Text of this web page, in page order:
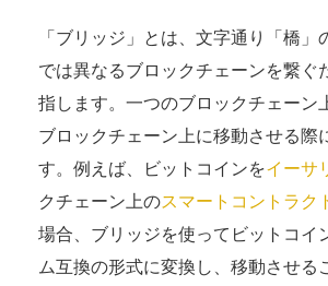
「ブリッジ」とは、文字通り「橋」
では異なるブロックチェーンを繋ぐ
指します。一つのブロックチェーン
ブロックチェーン上に移動させる際
す。例えば、ビットコインをイーサ
クチェーン上のスマートコントラク
場合、ブリッジを使ってビットコイ
ム互換の形式に変換し、移動させる